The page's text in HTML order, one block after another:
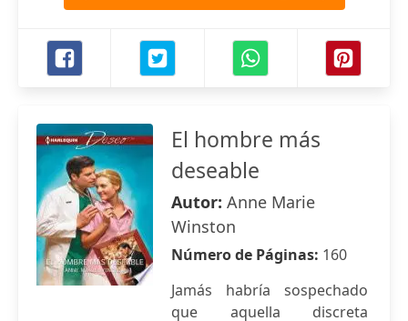
El hombre más
deseable
Autor: Anne Marie
Winston
Número de Páginas: 160
Jamás habría sospechado
que aquella discreta